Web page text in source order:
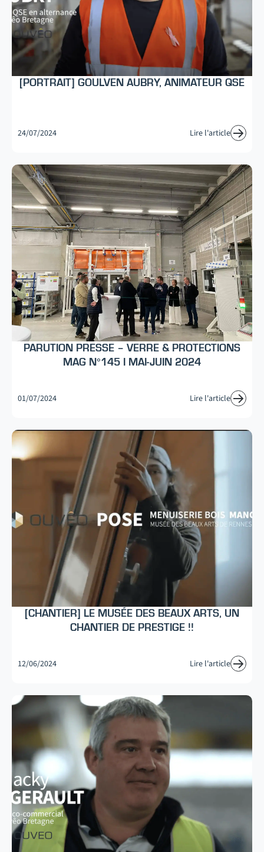
[PORTRAIT] GOULVEN AUBRY, ANIMATEUR QSE
24/07/2024 Lire l'article
PARUTION PRESSE – VERRE & PROTECTIONS
MAG N°145 I MAI-JUIN 2024
01/07/2024 Lire l'article
[CHANTIER] LE MUSÉE DES BEAUX ARTS, UN
CHANTIER DE PRESTIGE !!
12/06/2024 Lire l'article